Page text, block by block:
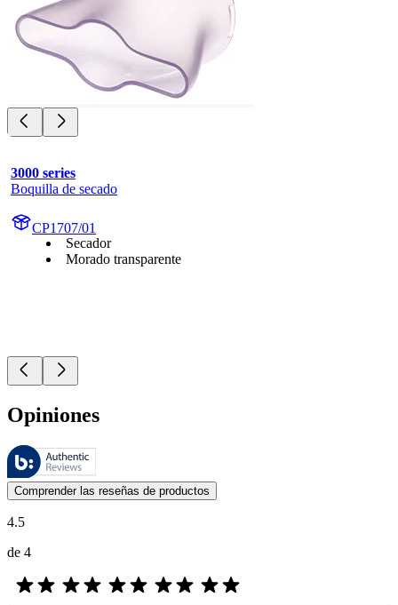
3000 series
Boquilla de secado
CP1707/01
Secador
Morado transparente
Opiniones
Estas reseñas las gestiona Bazaarvoice y cumplen con la política de
Las opiniones de los clientes en forma de reseñas de productos y
Comprender las reseñas de productos
4.5
de 4